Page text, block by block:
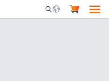
Mobile Search